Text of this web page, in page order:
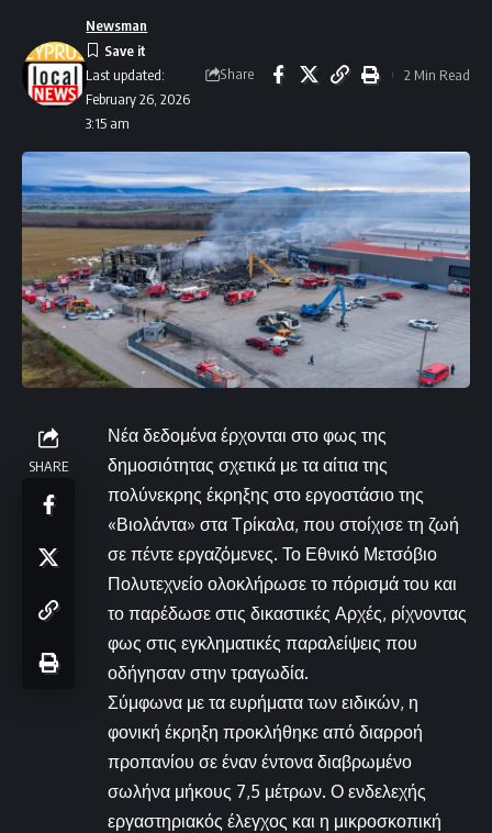
Last updated:
February 26, 2026
3:15 am
Newsman
Share 2 Min Read
SHARE
Νέα δεδομένα έρχονται στο φως της
δημοσιότητας σχετικά με τα αίτια της
πολύνεκρης έκρηξης στο εργοστάσιο της
«Βιολάντα» στα Τρίκαλα, που στοίχισε τη ζωή
σε πέντε εργαζόμενες. Το Εθνικό Μετσόβιο
Πολυτεχνείο ολοκλήρωσε το πόρισμά του και
το παρέδωσε στις δικαστικές Αρχές, ρίχνοντας
φως στις εγκληματικές παραλείψεις που
οδήγησαν στην τραγωδία.
Σύμφωνα με τα ευρήματα των ειδικών, η
φονική έκρηξη προκλήθηκε από διαρροή
προπανίου σε έναν έντονα διαβρωμένο
σωλήνα μήκους 7,5 μέτρων. Ο ενδελεχής
εργαστηριακός έλεγχος και η μικροσκοπική